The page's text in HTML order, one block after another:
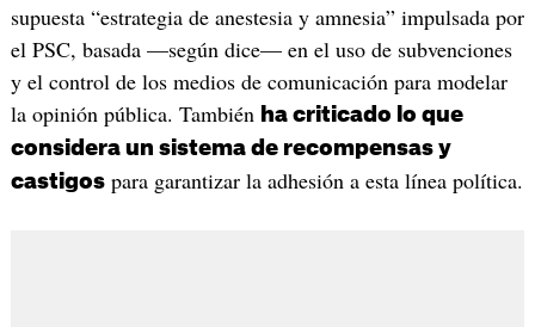
supuesta “estrategia de anestesia y amnesia” impulsada por
el PSC, basada —según dice— en el uso de subvenciones
y el control de los medios de comunicación para modelar
la opinión pública. También ha criticado lo que
considera un sistema de recompensas y
castigospara garantizar la adhesión a esta línea política.